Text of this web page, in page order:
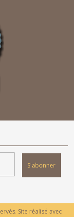
S'abonner
Site réalisé avec